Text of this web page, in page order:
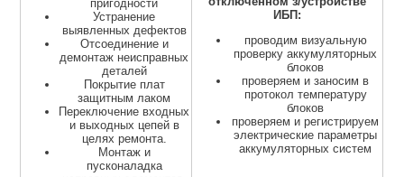
пригодности
Устранение
выявленных дефектов
Отсоединение и
демонтаж неисправных
деталей
Покрытие плат
защитным лаком
Переключение входных
и выходных цепей в
целях ремонта.
Монтаж и
пусконаладка
ИБП:
проводим визуальную
проверку аккумуляторных
блоков
проверяем и заносим в
протокол температуру
блоков
проверяем и регистрируем
электрические параметры
аккумуляторных систем